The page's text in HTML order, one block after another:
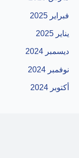
فبراير 2025
يناير 2025
ديسمبر 2024
نوفمبر 2024
أكتوبر 2024